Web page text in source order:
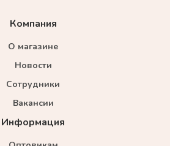
Компания
О магазине
Новости
Сотрудники
Вакансии
Информация